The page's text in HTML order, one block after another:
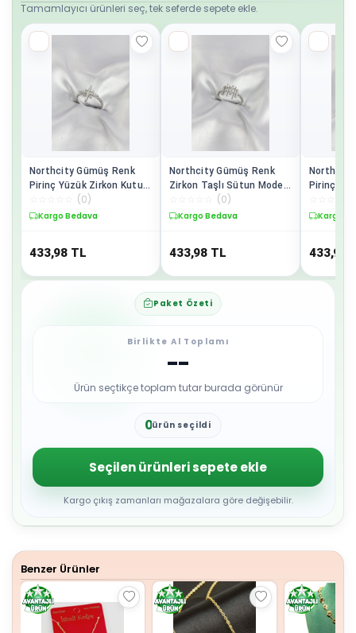
Tamamlayıcı ürünleri seç, tek seferde sepete ekle.
Northcity Gümüş Renk
Pirinç Yüzük Zirkon Kutup
Yıldızı Model -
Ayarlanabilir
(0)
Kargo Bedava
433,98 TL
Northcity Gümüş Renk
Zirkon Taşlı Sütun Model
Kadın Yüzük - Şıklık ve
Dayanıklılık Bir Arada
(0)
Kargo Bedava
433,98 TL
Northcity
Pirinç
- Kargo
433,98
Paket Özeti
Birlikte Al Toplamı
--
Ürün seçtikçe toplam tutar burada görünür
0
2
3
4
5
6
8
ürün seçildi
Seçilen ürünleri sepete ekle
Kargo çıkış zamanları mağazalara göre değişebilir.
Benzer Ürünler